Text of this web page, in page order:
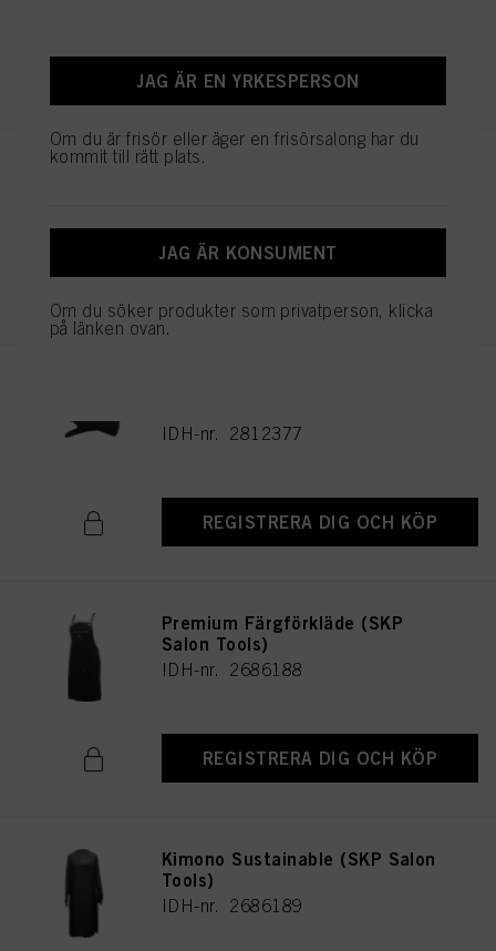
REGISTRERA DIG OCH KÖP
Digital timer
IDH-nr. 2812377
REGISTRERA DIG OCH KÖP
Premium Färgförkläde (SKP
Salon Tools)
IDH-nr. 2686188
REGISTRERA DIG OCH KÖP
Kimono Sustainable (SKP Salon
Tools)
IDH-nr. 2686189
JAG ÄR EN YRKESPERSON
Om du är frisör eller äger en frisörsalong har du
kommit till rätt plats.
JAG ÄR KONSUMENT
Om du söker produkter som privatperson, klicka
på länken ovan.